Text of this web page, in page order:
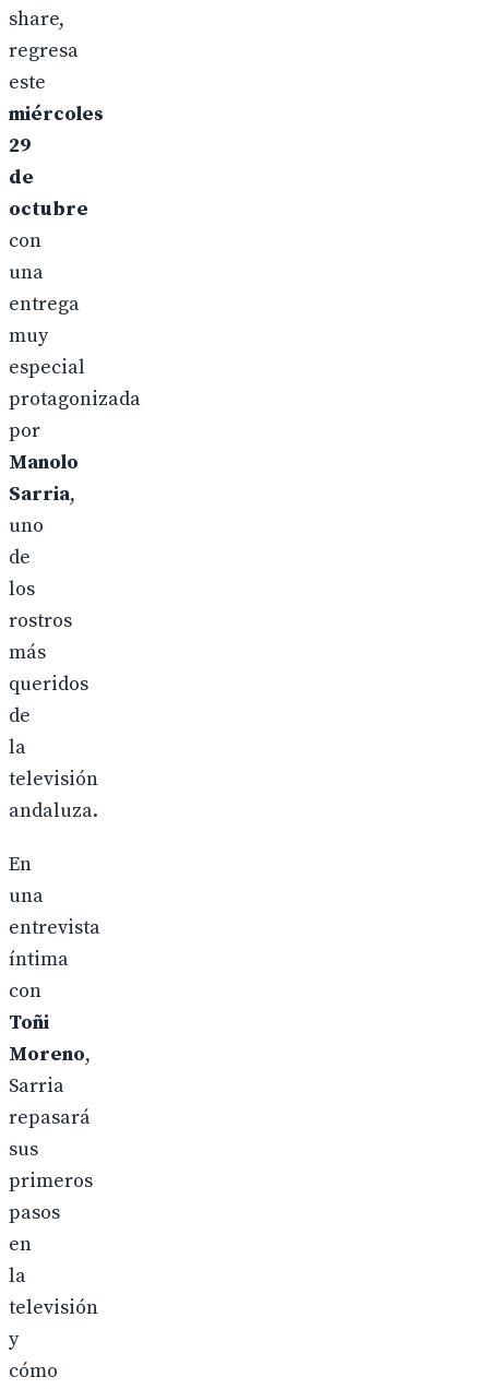
share,
regresa
este
miércoles
29
de
octubre
con
una
entrega
muy
especial
protagonizada
por
Manolo
Sarria,
uno
de
los
rostros
más
queridos
de
la
televisión
andaluza.
En
una
entrevista
íntima
con
Toñi
Moreno,
Sarria
repasará
sus
primeros
pasos
en
la
televisión
y
cómo